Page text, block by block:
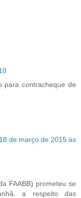
para contracheque de
18 de março de 2015 às
FAABB) prometeu se
a respeito das